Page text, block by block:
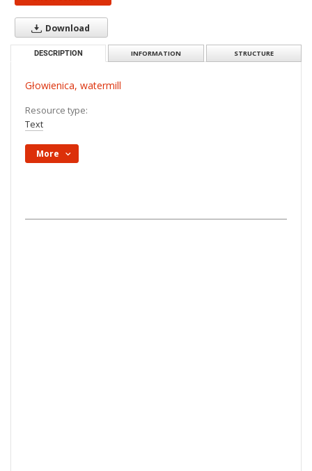
Download
DESCRIPTION INFORMATION STRUCTURE
Głowienica, watermill
Resource type:
Text
More